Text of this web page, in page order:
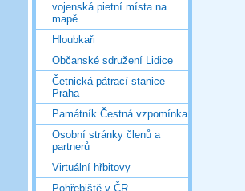
vojenská pietní místa na
mapě
Hloubkaři
Občanské sdružení Lidice
Četnická pátrací stanice
Praha
Památník Čestná vzpomínka
Osobní stránky členů a
partnerů
Virtuální hřbitovy
Pohřebiště v ČR